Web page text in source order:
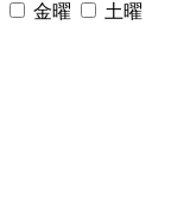
金曜 土曜